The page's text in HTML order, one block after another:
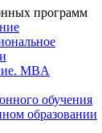
программ
MBA
обучения
образовании